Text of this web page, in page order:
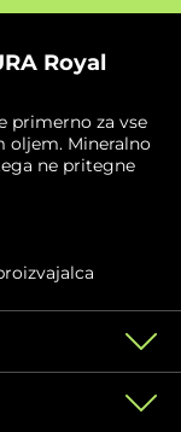
Royal
primerno za vse
oljem. Mineralno
ne pritegne